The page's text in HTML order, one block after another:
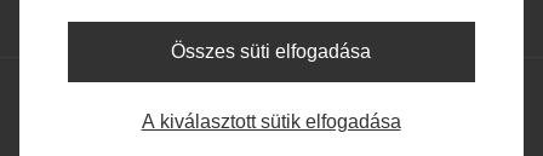
Az oldal teteje
EJOT Hungaria Kereskedelmi és Tanácsadó Kft.
Összes süti elfogadása
A kiválasztott sütik elfogadása